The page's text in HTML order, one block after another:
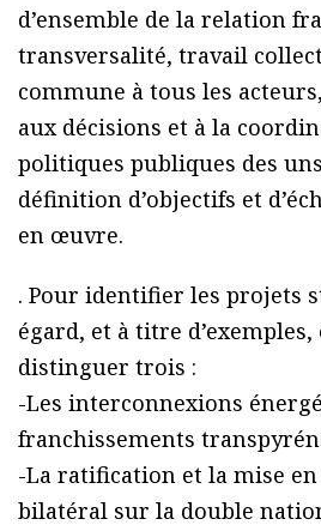
d’ensemble de la relation
transversalité, travail
commune à tous les
aux décisions et à la
politiques publiques des
définition d’objectifs et
en œuvre.
. Pour identifier les projets
égard, et à titre
distinguer trois :
-Les interconnexions
franchissements
-La ratification et la mise
bilatéral sur la double